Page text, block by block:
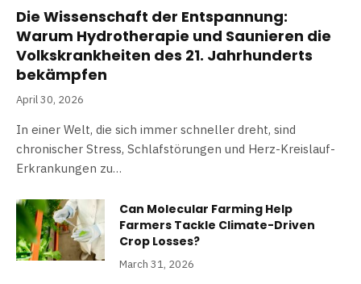
Die Wissenschaft der Entspannung:
Warum Hydrotherapie und Saunieren die
Volkskrankheiten des 21. Jahrhunderts
bekämpfen
April 30, 2026
In einer Welt, die sich immer schneller dreht, sind
chronischer Stress, Schlafstörungen und Herz-Kreislauf-
Erkrankungen zu…
Can Molecular Farming Help
Farmers Tackle Climate-Driven
Crop Losses?
March 31, 2026